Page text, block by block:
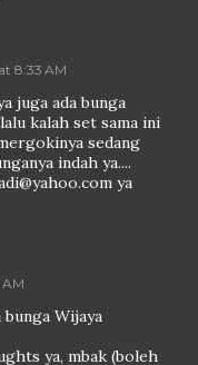
8:33 AM
juga ada bunga
kalah set sama ini
sedang
indah ya....
ya
Wijaya
ya, mbak (boleh